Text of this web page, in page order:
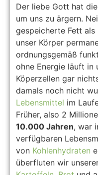
Der liebe Gott hat
um uns zu ärgern.
gespeicherte Fett als
unser Körper
ordnungsgemäß
ohne Energie läuft in
Köperzellen gar
damals noch nicht
Lebensmittel im
Früher, also 2
10.000 Jahren, war
verfügbaren
von Kohlenhydraten
überfluten wir